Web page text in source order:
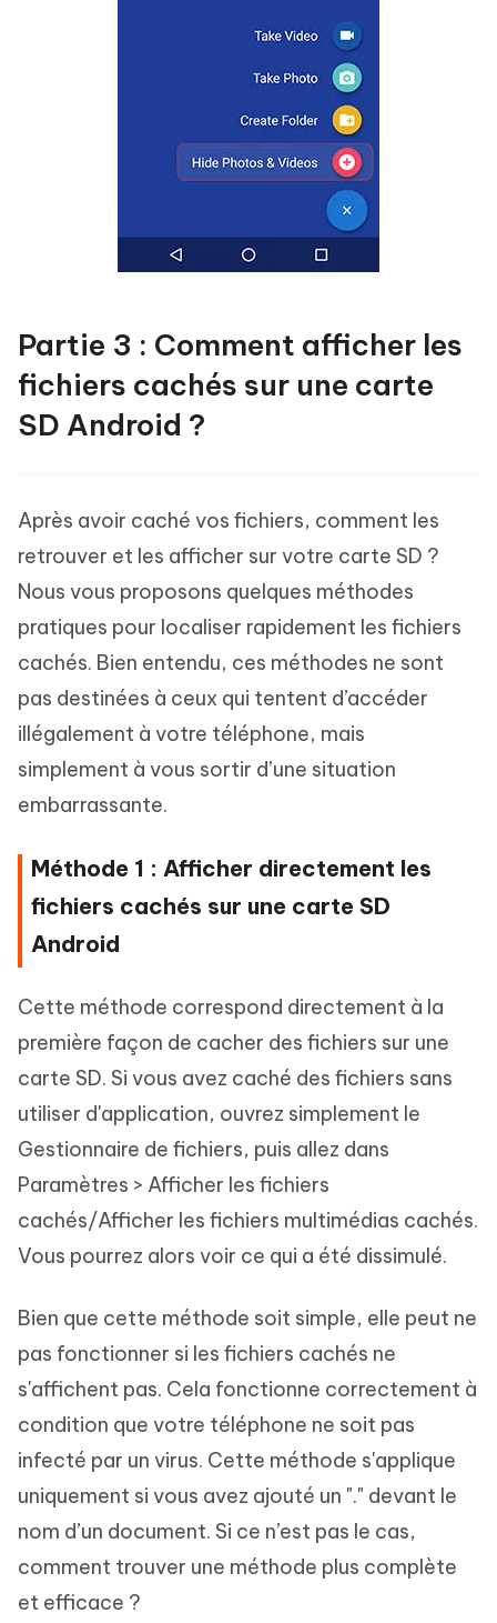
Partie 3 : Comment afficher les
fichiers cachés sur une carte
SD Android ?
Après avoir caché vos fichiers, comment les
retrouver et les afficher sur votre carte SD ?
Nous vous proposons quelques méthodes
pratiques pour localiser rapidement les fichiers
cachés. Bien entendu, ces méthodes ne sont
pas destinées à ceux qui tentent d’accéder
illégalement à votre téléphone, mais
simplement à vous sortir d’une situation
embarrassante.
Méthode 1 : Afficher directement les
fichiers cachés sur une carte SD
Android
Cette méthode correspond directement à la
première façon de cacher des fichiers sur une
carte SD. Si vous avez caché des fichiers sans
utiliser d'application, ouvrez simplement le
Gestionnaire de fichiers, puis allez dans
Paramètres > Afficher les fichiers
cachés/Afficher les fichiers multimédias cachés.
Vous pourrez alors voir ce qui a été dissimulé.
Bien que cette méthode soit simple, elle peut ne
pas fonctionner si les fichiers cachés ne
s'affichent pas. Cela fonctionne correctement à
condition que votre téléphone ne soit pas
infecté par un virus. Cette méthode s'applique
uniquement si vous avez ajouté un "." devant le
nom d’un document. Si ce n’est pas le cas,
comment trouver une méthode plus complète
et efficace ?